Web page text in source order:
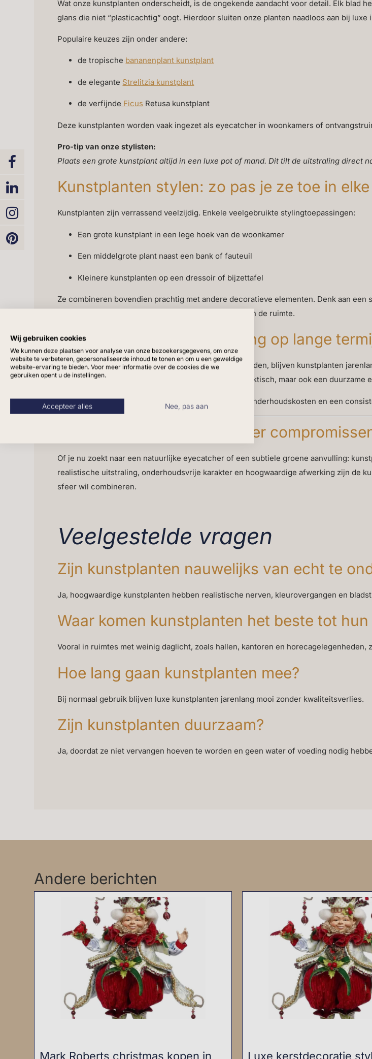
Wat onze kunstplanten onderscheidt, is de ongekende aandacht voor detail. Elk blad
glans die niet “plasticachtig” oogt. Hierdoor sluiten onze planten naadloos aan bij luxe
Populaire keuzes zijn onder andere:
de tropische bananenplant kunstplant
de elegante Strelitzia kunstplant
de verfijnde Ficus Retusa kunstplant
Deze kunstplanten worden vaak ingezet als eyecatcher in woonkamers of
Pro-tip van onze stylisten:
Plaats een grote kunstplant altijd in een luxe pot of mand. Dit tilt de uitstraling direct
Kunstplanten stylen: zo pas je ze toe in
Kunstplanten zijn verrassend veelzijdig. Enkele veelgebruikte stylingtoepassingen:
Een grote kunstplant in een lege hoek van de woonkamer
Een middelgrote plant naast een bank of fauteuil
Kleinere kunstplanten op een dressoir of bijzettafel
Ze combineren bovendien prachtig met andere decoratieve elementen. Denk aan een
voor extra hoogte en dynamiek in de ruimte.
Duurzaamheid en investering op lange
Waar echte planten regelmatig vervangen moeten worden, blijven kunstplanten
verzorgingsproducten. Hierdoor zijn ze niet alleen praktisch, maar ook een duurzame
Voor zakelijke klanten betekent dit bovendien lagere onderhoudskosten en een
Conclusie: luxe groen zonder
Of je nu zoekt naar een natuurlijke eyecatcher of een subtiele groene aanvulling:
realistische uitstraling, onderhoudsvrije karakter en hoogwaardige afwerking zijn de
sfeer wil combineren.
Veelgestelde vragen
Zijn kunstplanten nauwelijks van echt te
Ja, hoogwaardige kunstplanten hebben realistische nerven, kleurovergangen en
Waar komen kunstplanten het beste tot
Vooral in ruimtes met weinig daglicht, zoals hallen, kantoren en horecagelegenheden,
Hoe lang gaan kunstplanten mee?
Bij normaal gebruik blijven luxe kunstplanten jarenlang mooi zonder kwaliteitsverlies.
Zijn kunstplanten duurzaam?
Ja, doordat ze niet vervangen hoeven te worden en geen water of voeding nodig
Andere berichten
Mark Roberts christmas kopen in Luxe kerstdecoratie
Wij gebruiken cookies
We kunnen deze plaatsen voor analyse van onze bezoekersgegevens, om onze
website te verbeteren, gepersonaliseerde inhoud te tonen en om u een geweldige
website-ervaring te bieden. Voor meer informatie over de cookies die we
gebruiken opent u de instellingen.
Accepteer alles Nee, pas aan